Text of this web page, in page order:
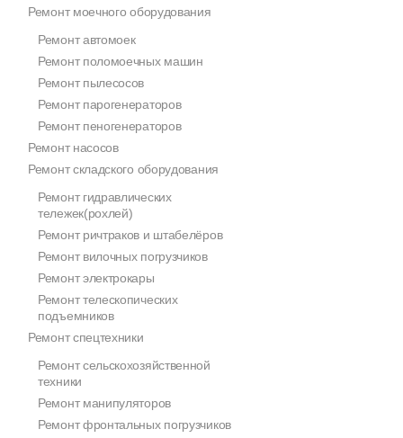
Ремонт моечного оборудования
Ремонт автомоек
Ремонт поломоечных машин
Ремонт пылесосов
Ремонт парогенераторов
Ремонт пеногенераторов
Ремонт насосов
Ремонт складского оборудования
Ремонт гидравлических
тележек(рохлей)
Ремонт ричтраков и штабелёров
Ремонт вилочных погрузчиков
Ремонт электрокары
Ремонт телескопических
подъемников
Ремонт спецтехники
Ремонт сельскохозяйственной
техники
Ремонт манипуляторов
Ремонт фронтальных погрузчиков